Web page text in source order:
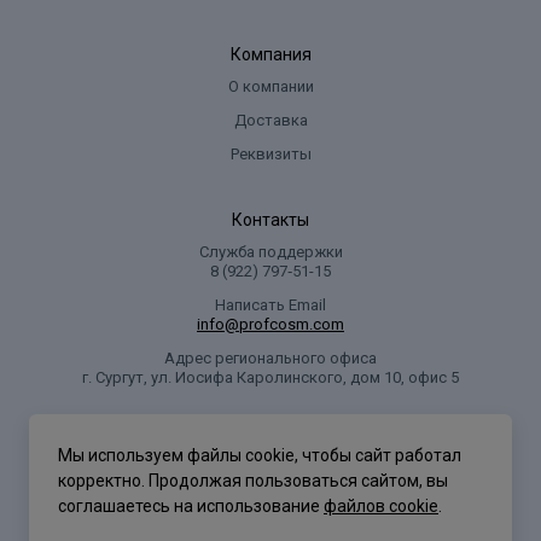
Компания
О компании
Доставка
Реквизиты
Контакты
Служба поддержки
8 (922) 797‑51-15
Написать Email
info@profcosm.com
Адрес регионального офиса
г. Сургут, ул. Иосифа Каролинского, дом 10, офис 5
Мы используем файлы cookie, чтобы сайт работал
корректно. Продолжая пользоваться сайтом, вы
соглашаетесь на использование файлов cookie